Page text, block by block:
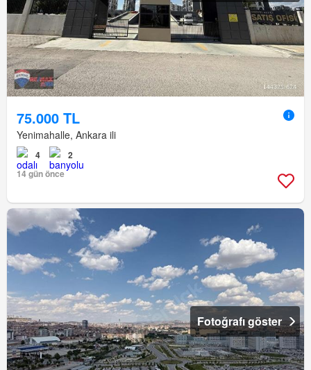
75.000 TL
Yenimahalle, Ankara ili
4
2
14 gün önce
Fotoğrafı göster